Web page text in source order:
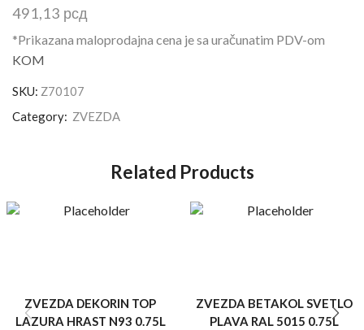
491,13 рсд
*Prikazana maloprodajna cena je sa uračunatim PDV-om
KOM
SKU: Z70107
Category: ZVEZDA
Related Products
ZVEZDA DEKORIN TOP
LAZURA HRAST N93 0.75L
ZVEZDA BETAKOL SVETLO
PLAVA RAL 5015 0.75L